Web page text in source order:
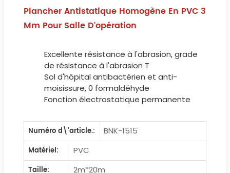
Plancher Antistatique Homogène En PVC 3
Mm Pour Salle D'opération
Excellente résistance à l'abrasion, grade
de résistance à l'abrasion T
Sol d'hôpital antibactérien et anti-
moisissure, 0 formaldéhyde
Fonction électrostatique permanente
Numéro d\'article.:
BNK-1515
Matériel:
PVC
Taille:
2m*20m